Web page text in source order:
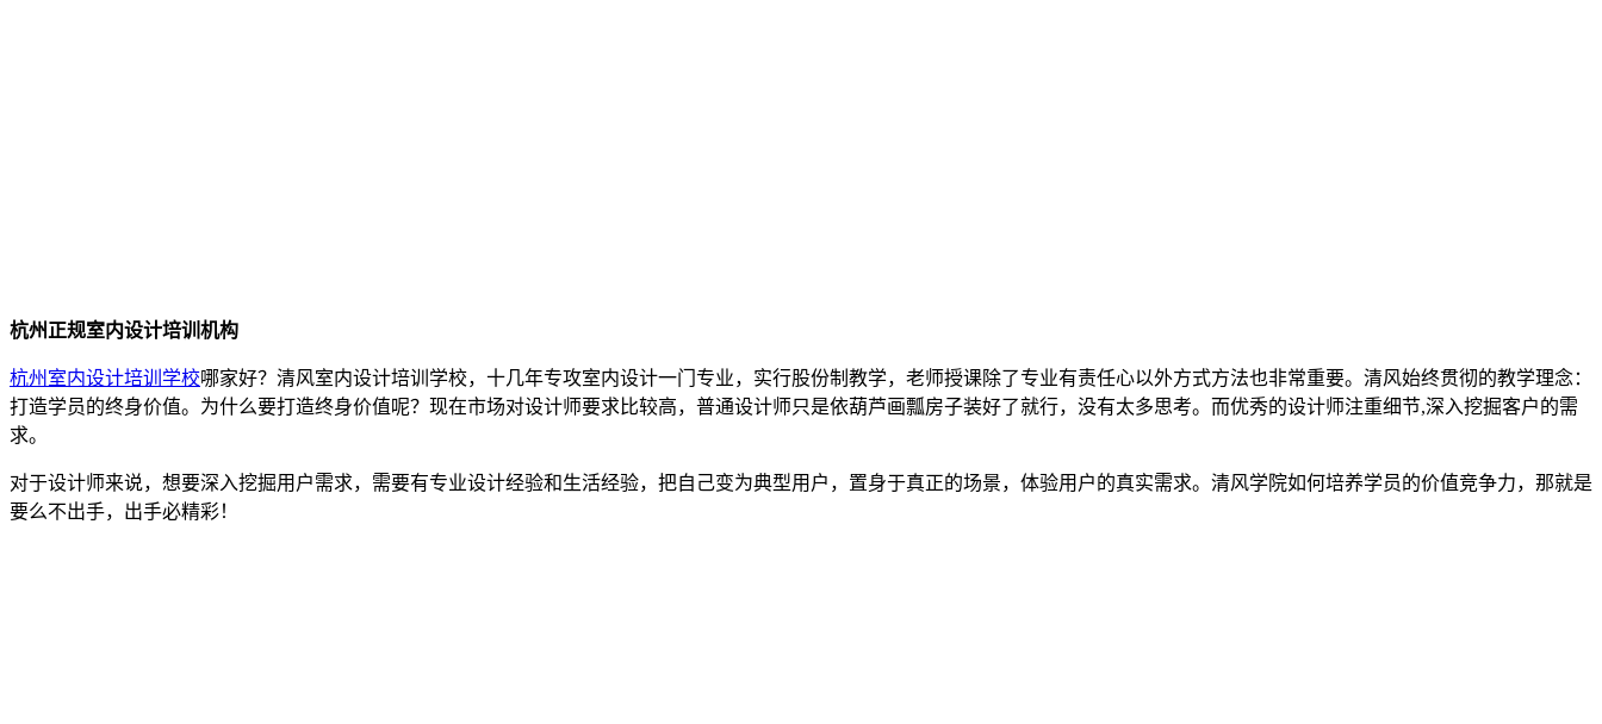
杭州正规室内设计培训机构
杭州室内设计培训学校哪家好？清风室内设计培训学校，十几年专攻室内设计一门专业，实行股份制教学，老师授课除了专业有责任心以外方式方法也非常重要。清风始终贯彻的教学理念：
打造学员的终身价值。为什么要打造终身价值呢？现在市场对设计师要求比较高，普通设计师只是依葫芦画瓢房子装好了就行，没有太多思考。而优秀的设计师注重细节,深入挖掘客户的需
求。
对于设计师来说，想要深入挖掘用户需求，需要有专业设计经验和生活经验，把自己变为典型用户，置身于真正的场景，体验用户的真实需求。清风学院如何培养学员的价值竞争力，那就是
要么不出手，出手必精彩！